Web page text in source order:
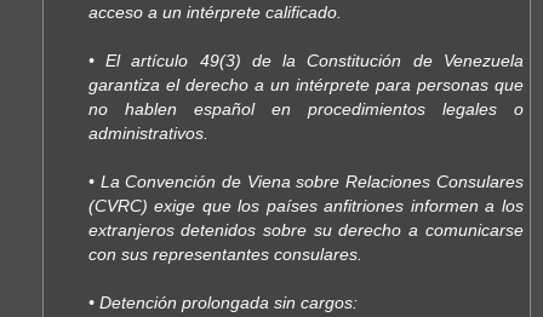
acceso a un intérprete calificado.
• El artículo 49(3) de la Constitución de Venezuela
garantiza el derecho a un intérprete para personas que
no hablen español en procedimientos legales o
administrativos.
• La Convención de Viena sobre Relaciones Consulares
(CVRC) exige que los países anfitriones informen a los
extranjeros detenidos sobre su derecho a comunicarse
con sus representantes consulares.
• Detención prolongada sin cargos: